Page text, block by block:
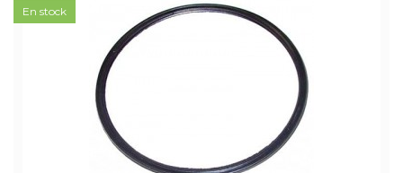
En stock